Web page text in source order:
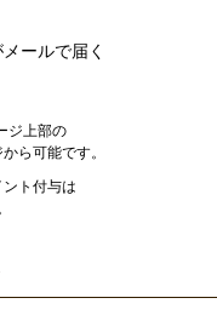
ールで届く
ジ上部の
ら可能です。
ト付与は